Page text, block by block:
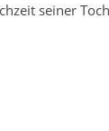
seiner